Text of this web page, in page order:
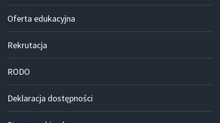
Oferta edukacyjna
Rekrutacja
RODO
Deklaracja dostępności